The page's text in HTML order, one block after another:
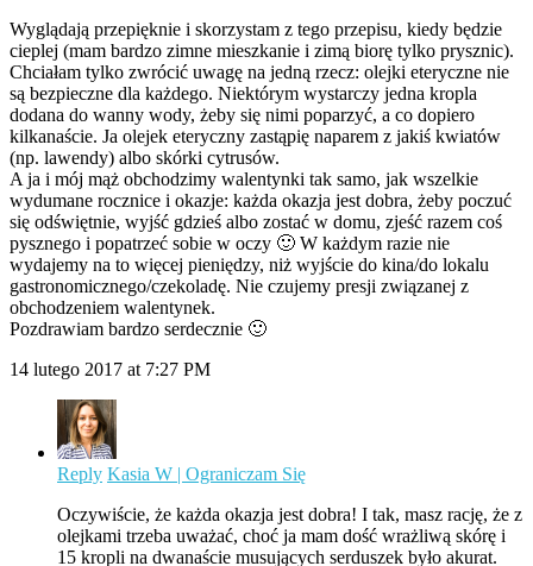
Wyglądają przepięknie i skorzystam z tego przepisu, kiedy będzie
cieplej (mam bardzo zimne mieszkanie i zimą biorę tylko prysznic).
Chciałam tylko zwrócić uwagę na jedną rzecz: olejki eteryczne nie
są bezpieczne dla każdego. Niektórym wystarczy jedna kropla
dodana do wanny wody, żeby się nimi poparzyć, a co dopiero
kilkanaście. Ja olejek eteryczny zastąpię naparem z jakiś kwiatów
(np. lawendy) albo skórki cytrusów.
A ja i mój mąż obchodzimy walentynki tak samo, jak wszelkie
wydumane rocznice i okazje: każda okazja jest dobra, żeby poczuć
się odświętnie, wyjść gdzieś albo zostać w domu, zjeść razem coś
pysznego i popatrzeć sobie w oczy 🙂 W każdym razie nie
wydajemy na to więcej pieniędzy, niż wyjście do kina/do lokalu
gastronomicznego/czekoladę. Nie czujemy presji związanej z
obchodzeniem walentynek.
Pozdrawiam bardzo serdecznie 🙂
14 lutego 2017 at 7:27 PM
Reply Kasia W | Ograniczam Się
Oczywiście, że każda okazja jest dobra! I tak, masz rację, że z
olejkami trzeba uważać, choć ja mam dość wrażliwą skórę i
15 kropli na dwanaście musujących serduszek było akurat.